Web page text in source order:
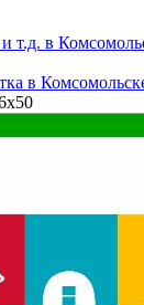
т.д. в
в